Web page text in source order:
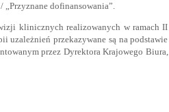
„Przyznane dofinansowania”.
klinicznych realizowanych w ramach II
uzależnień przekazywane są na podstawie
przez Dyrektora Krajowego Biura,